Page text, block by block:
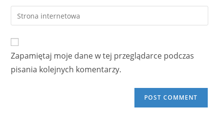
comment
email
address
comment
Enter
your
website
URL
(optional)
Zapamiętaj moje dane w tej przeglądarce podczas
pisania kolejnych komentarzy.